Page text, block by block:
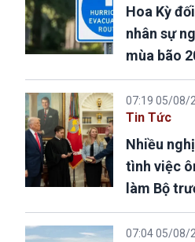
Hoa Kỳ
nhân sự
mùa bão
07:19 05/08/
Tin Tức
Nhiều
tình việc
làm Bộ
07:04 05/08/